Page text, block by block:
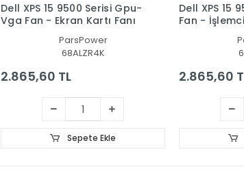
Dell XPS 15 9500 Serisi Gpu-
Vga Fan - Ekran Kartı Fanı
ParsPower
68ALZR4K
2.865,60 TL
Sepete Ekle
Dell XPS 15
Fan - İşlemci
2.865,60